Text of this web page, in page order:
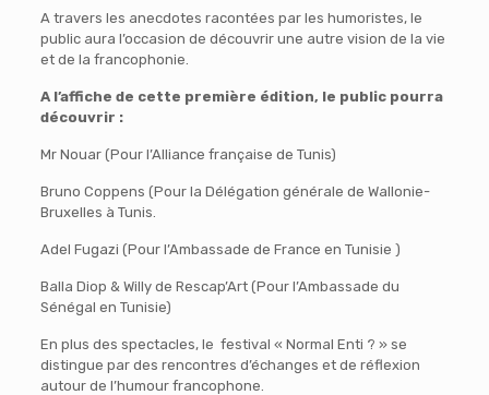
A travers les anecdotes racontées par les humoristes, le
public aura l’occasion de découvrir une autre vision de la vie
et de la francophonie.
A l’affiche de cette première édition, le public pourra
découvrir :
Mr Nouar (Pour l’Alliance française de Tunis)
Bruno Coppens (Pour la Délégation générale de Wallonie-
Bruxelles à Tunis.
Adel Fugazi (Pour l’Ambassade de France en Tunisie )
Balla Diop & Willy de Rescap’Art (Pour l’Ambassade du
Sénégal en Tunisie)
En plus des spectacles, le festival « Normal Enti ? » se
distingue par des rencontres d’échanges et de réflexion
autour de l’humour francophone.